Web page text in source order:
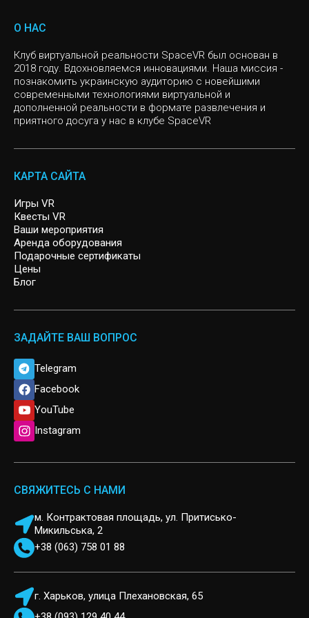
VR sport
Слоу мо
Инди игры
SURVIVAL
CHERNOBYL
CYBERPUNK
VR квест, Спасение Мира
SIGNAL LOST
ARCHER
О НАС
Клуб виртуальной реальности SpaceVR был основан в
2018 году. Вдохновляемся инновациями. Наша миссия -
познакомить украинскую аудиторию с новейшими
современными технологиями виртуальной и
дополненной реальности в формате развлечения и
приятного досуга у нас в клубе SpaceVR
КАРТА САЙТА
Игры VR
Квесты VR
Ваши мероприятия
Аренда оборудования
Подарочные сертификаты
Цены
Блог
ЗАДАЙТЕ ВАШ ВОПРОС
Telegram
Facebook
YouTube
Instagram
СВЯЖИТЕСЬ С НАМИ
м. Контрактовая площадь, ул. Притисько-
Микильська, 2
+38 (063) 758 01 88
г. Харьков, улица Плехановская, 65